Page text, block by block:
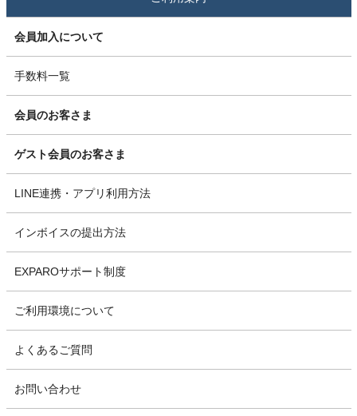
会員加入について
手数料一覧
会員のお客さま
ゲスト会員のお客さま
LINE連携・アプリ利用方法
インボイスの提出方法
EXPAROサポート制度
ご利用環境について
よくあるご質問
お問い合わせ